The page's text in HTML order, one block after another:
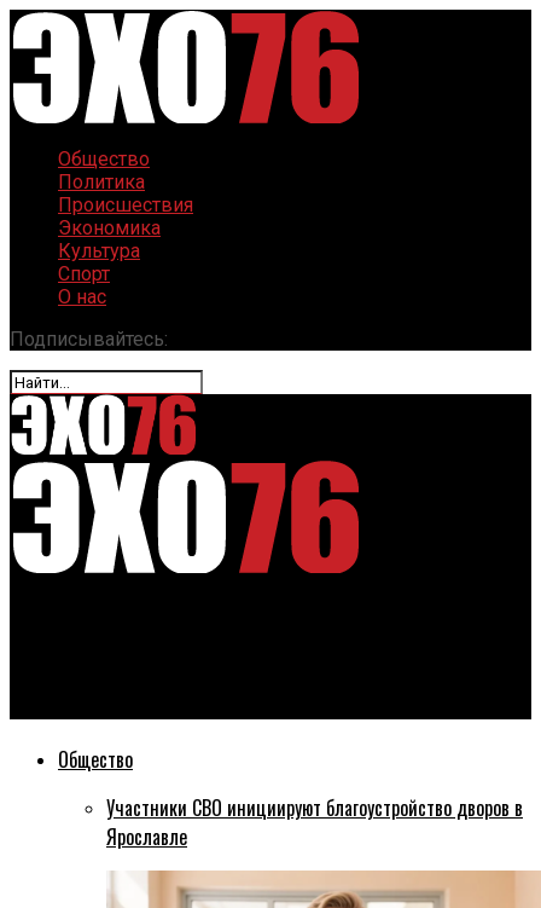
Общество
Политика
Происшествия
Экономика
Культура
Спорт
О нас
Подписывайтесь:
Общество
Участники СВО инициируют благоустройство дворов в
Ярославле